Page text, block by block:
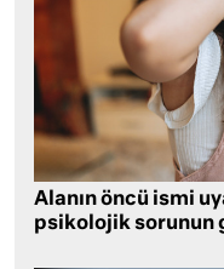
Alanın öncü ismi
psikolojik sorunun